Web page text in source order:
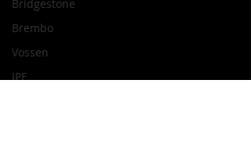
Bridgestone
Brembo
Vossen
IPE